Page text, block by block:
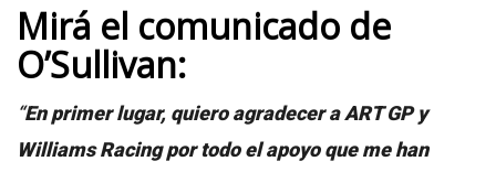
Mirá el comunicado de
O’Sullivan:
“En primer lugar, quiero agradecer a ART GP y
Williams Racing por todo el apoyo que me han